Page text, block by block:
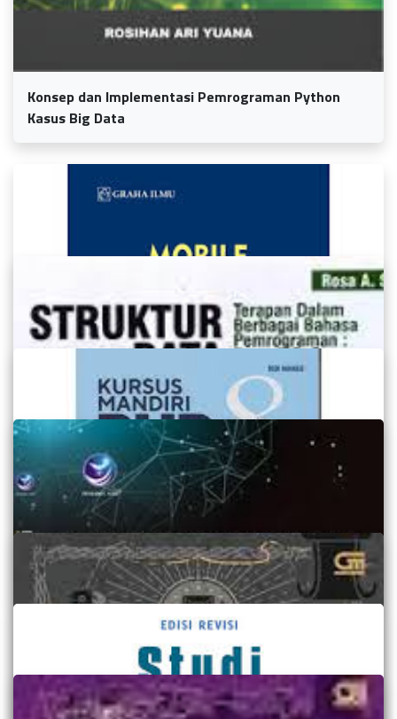
Konsep dan Implementasi Pemrograman Python
Kasus Big Data
Mobile Programming Membuat Aplikasi Android
Sederhana dengan Mudah